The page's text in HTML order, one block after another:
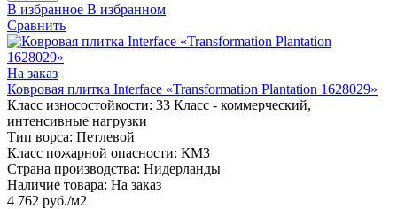
В избранное В избранном
Сравнить
На заказ
Ковровая плитка Interface «Transformation Plantation 1628029»
Класс износостойкости: 33 Класс - коммерческий,
интенсивные нагрузки
Тип ворса: Петлевой
Класс пожарной опасности: КМ3
Страна производства: Нидерланды
Наличие товара: На заказ
4 762 руб./м2